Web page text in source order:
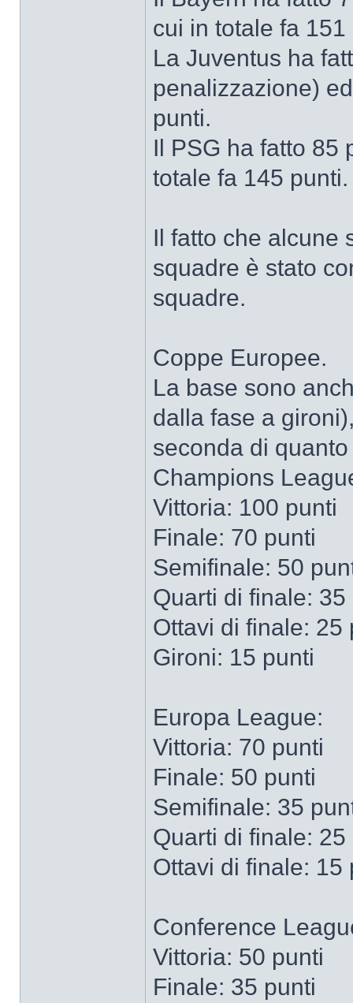
cui in totale fa 151
La Juventus ha
penalizzazione)
punti.
Il PSG ha fatto 85
totale fa 145 punti.
Il fatto che alcune
squadre è stato
squadre.
Coppe Europee.
La base sono
dalla fase a
seconda di
Champions
Vittoria: 100 punti
Finale: 70 punti
Semifinale: 50
Quarti di finale: 35
Ottavi di finale: 25
Gironi: 15 punti
Europa League:
Vittoria: 70 punti
Finale: 50 punti
Semifinale: 35
Quarti di finale: 25
Ottavi di finale: 15
Conference
Vittoria: 50 punti
Finale: 35 punti